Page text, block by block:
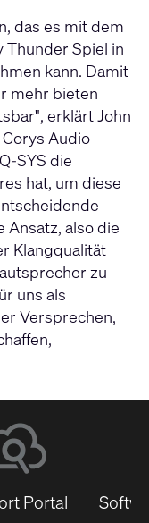
das es mit dem
Thunder Spiel in
kann. Damit
mehr bieten
erklärt John
Audio
SYS die
hat, um diese
Ansatz, also die
Klangqualität
zu
uns als
Versprechen,
Portal